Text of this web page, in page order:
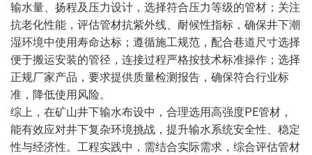
输水量、扬程及压力设计，选择符合压力等级的管材；关注
抗老化性能，评估管材抗紫外线、耐候性指标，确保井下潮
湿环境中使用寿命达标；遵循施工规范，配合巷道尺寸选择
便于搬运安装的管径，连接过程严格按技术标准操作；选择
正规厂家产品，要求提供质量检测报告，确保符合行业标
准，降低使用风险。
综上，在矿山井下输水布设中，合理选用高强度PE管材，
能有效应对井下复杂环境挑战，提升输水系统安全性、稳定
性与经济性。工程实践中，需结合实际需求，综合评估管材